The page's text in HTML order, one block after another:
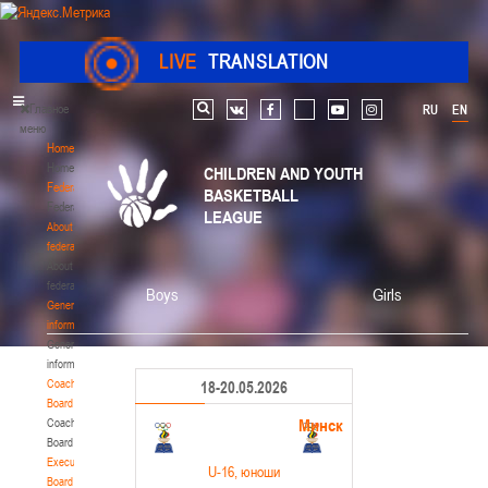
LIVE TRANSLATION
Главное
меню
Home
Home
Federation
Federation
About
federation
About
federation
General
information
General
information
Coaching
Board
Coaching
Board
Executive
Board
RU EN
Search vk facebook youtube instagram
CHILDREN AND YOUTH
BASKETBALL
LEAGUE
Boys Girls
18-20.05.2026
Минск
U-16 , юноши